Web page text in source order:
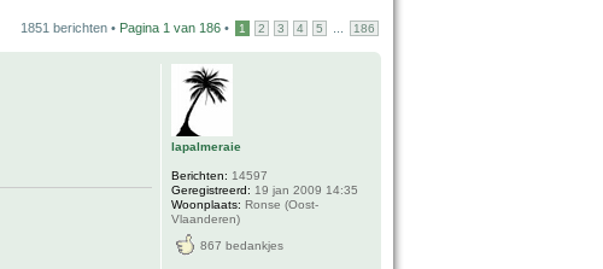
1851 berichten • Pagina 1 van 186 • 1 2 3 4 5 186
lapalmeraie
Berichten: 14597
Geregistreerd: 19 jan 2009 14:35
Woonplaats: Ronse (Oost-
Vlaanderen)
867 bedankjes